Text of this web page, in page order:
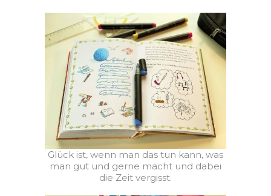
Glück ist, wenn man das tun kann, was
man gut und gerne macht und dabei
die Zeit vergisst.